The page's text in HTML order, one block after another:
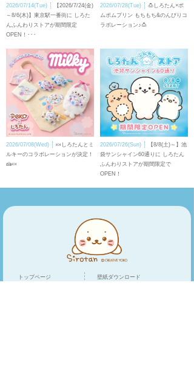
2026/07/14(Tue)
【2026/7/24(金)
～8/6(木)】東京駅一番街に しろた
んふんわりストアが期間限定
OPEN！･･･
2026/07/28(Tue)
🍮しろたん×ポ
ムポムプリン もちもち&のんびりコ
ラボレーション♪🍮
2026/07/08(Wed)
🍬しろたんとミ
ルキーのコラボレーションが決定！
🍰🍬
2026/07/26(Sun)
【8/8(土)～】池
袋サンシャイン60通りに しろたん
ふんわりストアが期間限定で
OPEN！
トップページ 壁紙ダウンロード